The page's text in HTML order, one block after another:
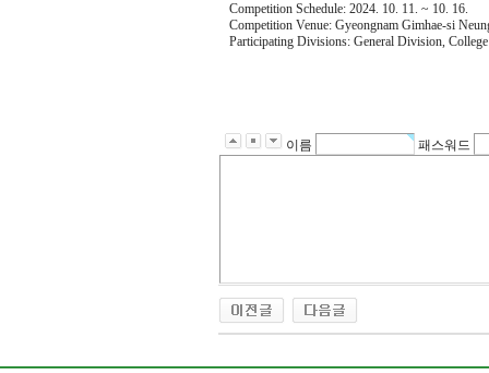
Competition Schedule: 2024. 10. 11. ~ 10. 16.
Competition Venue: Gyeongnam Gimhae-si
Participating Divisions: General Division,
이름 패스워드